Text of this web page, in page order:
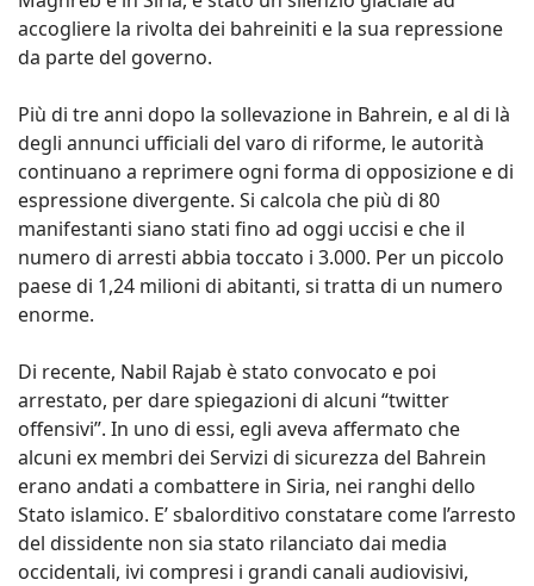
accogliere la rivolta dei bahreiniti e la sua repressione
da parte del governo.
Più di tre anni dopo la sollevazione in Bahrein, e al di là
degli annunci ufficiali del varo di riforme, le autorità
continuano a reprimere ogni forma di opposizione e di
espressione divergente. Si calcola che più di 80
manifestanti siano stati fino ad oggi uccisi e che il
numero di arresti abbia toccato i 3.000. Per un piccolo
paese di 1,24 milioni di abitanti, si tratta di un numero
enorme.
Di recente, Nabil Rajab è stato convocato e poi
arrestato, per dare spiegazioni di alcuni “twitter
offensivi”. In uno di essi, egli aveva affermato che
alcuni ex membri dei Servizi di sicurezza del Bahrein
erano andati a combattere in Siria, nei ranghi dello
Stato islamico. E’ sbalorditivo constatare come l’arresto
del dissidente non sia stato rilanciato dai media
occidentali, ivi compresi i grandi canali audiovisivi,